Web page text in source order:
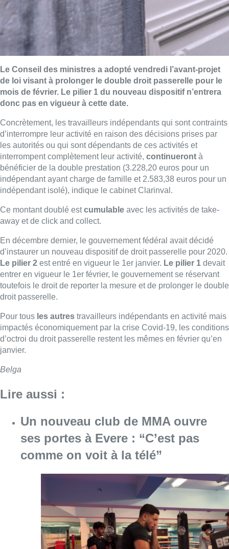
Le Conseil des ministres a adopté vendredi l’avant-projet
de loi visant à prolonger le double droit passerelle pour le
mois de février. Le pilier 1 du nouveau dispositif n’entrera
donc pas en vigueur à cette date.
Concrètement, les travailleurs indépendants qui sont contraints
d’interrompre leur activité en raison des décisions prises par
les autorités ou qui sont dépendants de ces activités et
interrompent complètement leur activité, continueront à
bénéficier de la double prestation (3.228,20 euros pour un
indépendant ayant charge de famille et 2.583,38 euros pour un
indépendant isolé), indique le cabinet Clarinval.
Ce montant doublé estcumulable avec les activités de take-
away et de click and collect.
En décembre dernier, le gouvernement fédéral avait décidé
d’instaurer un nouveau dispositif de droit passerelle pour 2020.
Le pilier 2 est entré en vigueur le 1er janvier. Le pilier 1 devait
entrer en vigueur le 1er février, le gouvernement se réservant
toutefois le droit de reporter la mesure et de prolonger le double
droit passerelle.
Pour tous les autres travailleurs indépendants en activité mais
impactés économiquement par la crise Covid-19, les conditions
d’octroi du droit passerelle restent les mêmes en février qu’en
janvier.
Belga
Lire aussi :
Un nouveau club de MMA ouvre
ses portes à Evere : “C’est pas
comme on voit à la télé”